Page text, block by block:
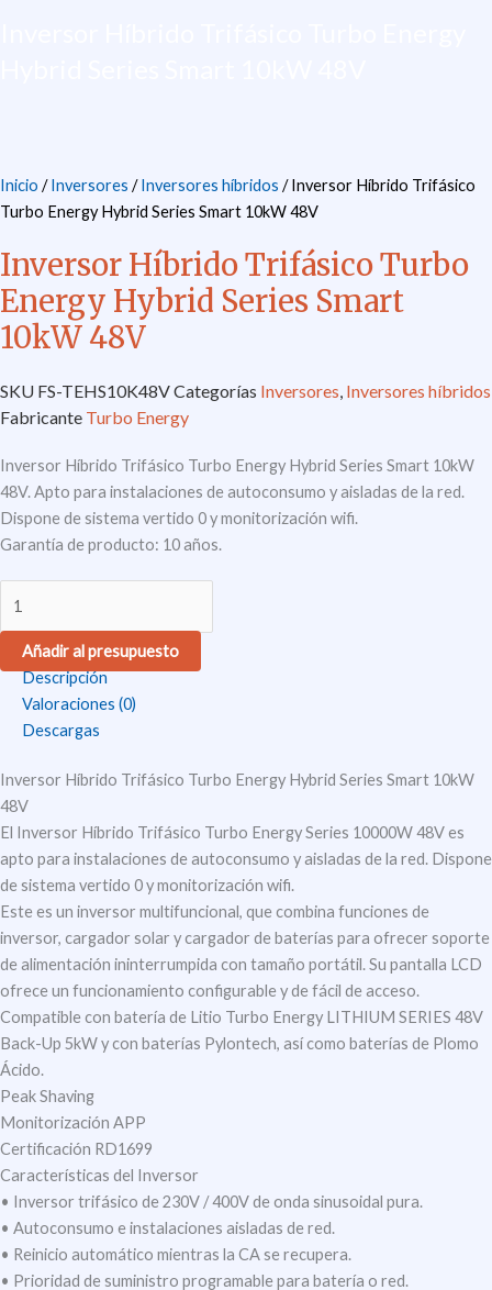
Inicio /Inversores /Inversores híbridos / Inversor Híbrido Trifásico
Turbo Energy Hybrid Series Smart 10kW 48V
Inversor Híbrido Trifásico Turbo
Energy Hybrid Series Smart
10kW 48V
SKU FS-TEHS10K48VCategorías Inversores Inversores híbridos
Fabricante Turbo Energy
Inversor Híbrido Trifásico Turbo Energy Hybrid Series Smart 10kW
48V. Apto para instalaciones de autoconsumo y aisladas de la red.
Dispone de sistema vertido 0 y monitorización wifi.
Garantía de producto: 10 años.
Añadir al presupuesto
Descripción
Valoraciones (0)
Descargas
Inversor Híbrido Trifásico Turbo Energy Hybrid Series Smart 10kW
48V
El Inversor Híbrido Trifásico Turbo Energy Series 10000W 48V es
apto para instalaciones de autoconsumo y aisladas de la red. Dispone
de sistema vertido 0 y monitorización wifi.
Este es un inversor multifuncional, que combina funciones de
inversor, cargador solar y cargador de baterías para ofrecer soporte
de alimentación ininterrumpida con tamaño portátil. Su pantalla LCD
ofrece un funcionamiento configurable y de fácil de acceso.
Compatible con batería de Litio Turbo Energy LITHIUM SERIES 48V
Back-Up 5kW y con baterías Pylontech, así como baterías de Plomo
Ácido.
Peak Shaving
Monitorización APP
Certificación RD1699
Características del Inversor
• Inversor trifásico de 230V / 400V de onda sinusoidal pura.
• Autoconsumo e instalaciones aisladas de red.
• Reinicio automático mientras la CA se recupera.
• Prioridad de suministro programable para batería o red.